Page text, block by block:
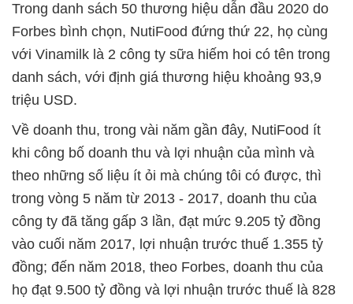
Trong danh sách 50 thương hiệu dẫn đầu 2020 do
Forbes bình chọn, NutiFood đứng thứ 22, họ cùng
với Vinamilk là 2 công ty sữa hiếm hoi có tên trong
danh sách, với định giá thương hiệu khoảng 93,9
triệu USD.
Về doanh thu, trong vài năm gần đây, NutiFood ít
khi công bố doanh thu và lợi nhuận của mình và
theo những số liệu ít ỏi mà chúng tôi có được, thì
trong vòng 5 năm từ 2013 - 2017, doanh thu của
công ty đã tăng gấp 3 lần, đạt mức 9.205 tỷ đồng
vào cuối năm 2017, lợi nhuận trước thuế 1.355 tỷ
đồng; đến năm 2018, theo Forbes, doanh thu của
họ đạt 9.500 tỷ đồng và lợi nhuận trước thuế là 828